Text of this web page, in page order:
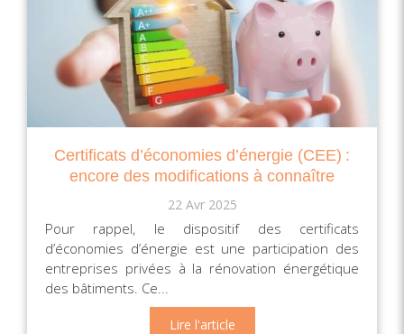
Certificats d’économies d’énergie (CEE) :
encore des modifications à connaître
22 Avr 2025
Pour rappel, le dispositif des certificats
d’économies d’énergie est une participation des
entreprises privées à la rénovation énergétique
des bâtiments. Ce...
Lire l'article